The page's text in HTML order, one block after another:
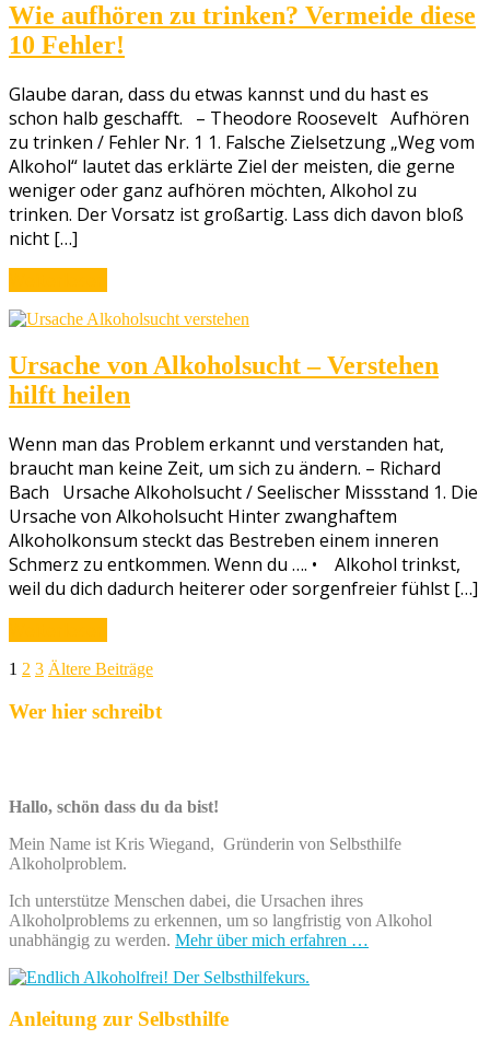
Wie aufhören zu trinken? Vermeide diese
10 Fehler!
Glaube daran, dass du etwas kannst und du hast es
schon halb geschafft. – Theodore Roosevelt Aufhören
zu trinken / Fehler Nr. 1 1. Falsche Zielsetzung „Weg vom
Alkohol“ lautet das erklärte Ziel der meisten, die gerne
weniger oder ganz aufhören möchten, Alkohol zu
trinken. Der Vorsatz ist großartig. Lass dich davon bloß
nicht […]
Ursache von Alkoholsucht – Verstehen
hilft heilen
Wenn man das Problem erkannt und verstanden hat,
braucht man keine Zeit, um sich zu ändern. – Richard
Bach Ursache Alkoholsucht / Seelischer Missstand 1. Die
Ursache von Alkoholsucht Hinter zwanghaftem
Alkoholkonsum steckt das Bestreben einem inneren
Schmerz zu entkommen. Wenn du …. • Alkohol trinkst,
weil du dich dadurch heiterer oder sorgenfreier fühlst […]
Seitennummerierung
der
1 2 3 Ältere Beiträge
Wer hier schreibt
Hallo, schön dass du da bist!
Mein Name ist Kris Wiegand, Gründerin von Selbsthilfe
Alkoholproblem.
Ich unterstütze Menschen dabei, die Ursachen ihres
Alkoholproblems zu erkennen, um so langfristig von Alkohol
unabhängig zu werden. Mehr über mich erfahren …
Anleitung zur Selbsthilfe